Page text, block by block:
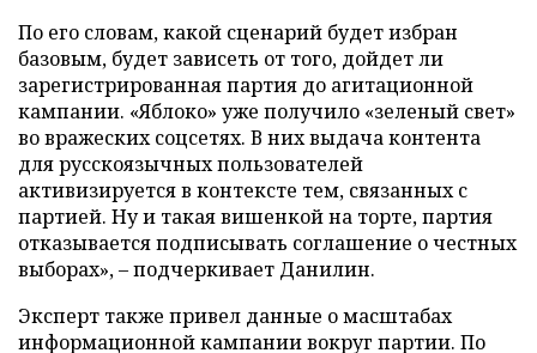
По его словам, какой сценарий будет избран
базовым, будет зависеть от того, дойдет ли
зарегистрированная партия до агитационной
кампании. «Яблоко» уже получило «зеленый свет»
во вражеских соцсетях. В них выдача контента
для русскоязычных пользователей
активизируется в контексте тем, связанных с
партией. Ну и такая вишенкой на торте, партия
отказывается подписывать соглашение о честных
выборах», – подчеркивает Данилин.
Эксперт также привел данные о масштабах
информационной кампании вокруг партии. По